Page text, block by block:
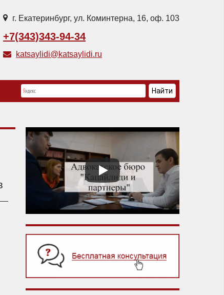
г. Екатеринбург, ул. Коминтерна, 16, оф. 103
+7(343)343-94-34
katsaylidi@katsaylidi.ru
—